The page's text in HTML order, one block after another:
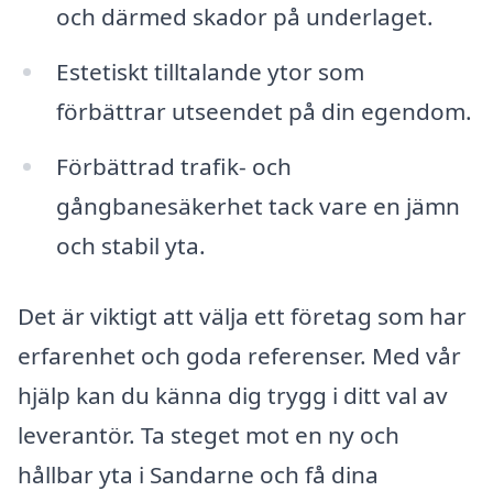
och därmed skador på underlaget.
Estetiskt tilltalande ytor som
förbättrar utseendet på din egendom.
Förbättrad trafik- och
gångbanesäkerhet tack vare en jämn
och stabil yta.
Det är viktigt att välja ett företag som har
erfarenhet och goda referenser. Med vår
hjälp kan du känna dig trygg i ditt val av
leverantör. Ta steget mot en ny och
hållbar yta i Sandarne och få dina